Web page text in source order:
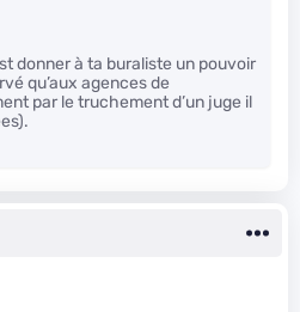
donner à ta buraliste un pouvoir
qu’aux agences de
par le truchement d’un juge il